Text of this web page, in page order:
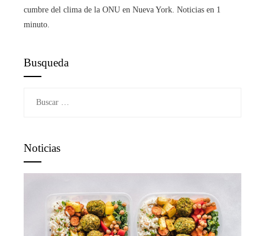
cumbre del clima de la ONU en Nueva York. Noticias en 1
minuto.
Busqueda
Noticias